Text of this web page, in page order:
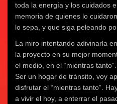
toda la energía y los cuidados
memoria de quienes lo
lo sepa, y que siga peleando
La miro intentando adivinarla
la proyecto en su mejor
el medio, en el “mientras tanto”.
Ser un hogar de tránsito, voy
disfrutar el “mientras tanto”.
a vivir el hoy, a enterrar el